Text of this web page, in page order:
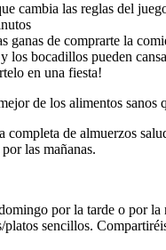
cambia las reglas del
ganas de comprarte la
los bocadillos pueden
en una fiesta!
de los alimentos
completa de almuerzos
las mañanas.
por la tarde o por
sencillos.